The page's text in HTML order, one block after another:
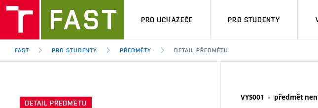
PRO UCHAZEČE PRO STUDENTY
FAST PRO STUDENTY PŘEDMĚTY DETAIL PŘEDMĚTU
DETAIL PŘEDMĚTU
VYS001 předmět